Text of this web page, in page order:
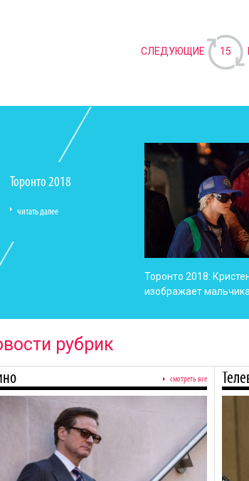
СЛЕДУЮЩИЕ 15
Торонто 2018
читать далее
Торонто 2018:
изображает
рубрик
смотреть все